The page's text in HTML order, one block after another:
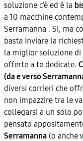
soluzione c’è ed è la
a 10 macchine
Serramanna . Si, ma
basta inviare la
la miglior soluzione
offerte a te dedicate.
(da e verso
diversi corrieri che
non impazzire tra le
collegarsi a un solo
pensato
Serramanna (o anche